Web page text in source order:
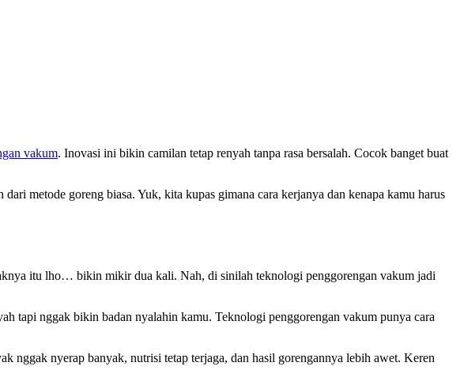
vakum. Inovasi ini bikin camilan tetap renyah tanpa rasa bersalah. Cocok banget buat
metode goreng biasa. Yuk, kita kupas gimana cara kerjanya dan kenapa kamu harus
itu lho… bikin mikir dua kali. Nah, di sinilah teknologi penggorengan vakum jadi
tapi nggak bikin badan nyalahin kamu. Teknologi penggorengan vakum punya cara
nggak nyerap banyak, nutrisi tetap terjaga, dan hasil gorengannya lebih awet. Keren